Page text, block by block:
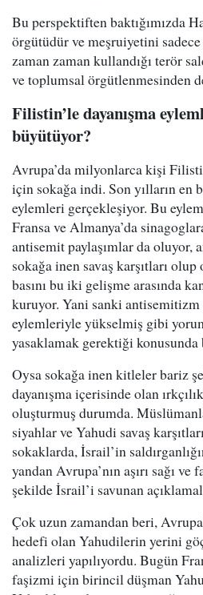
Bu perspektiften baktığımızda
örgütüdür ve meşruiyetini
zaman zaman kullandığı terör
ve toplumsal örgütlenmesinden
Filistin’le dayanışma
büyütüyor?
Avrupa’da milyonlarca kişi
için sokağa indi. Son yılların en
eylemleri gerçekleşiyor. Bu
Fransa ve Almanya’da
antisemit paylaşımlar da oluyor,
sokağa inen savaş karşıtları
basını bu iki gelişme arasında
kuruyor. Yani sanki
eylemleriyle yükselmiş gibi
yasaklamak gerektiği konusunda
Oysa sokağa inen kitleler bariz
dayanışma içerisinde olan
oluşturmuş durumda.
siyahlar ve Yahudi savaş
sokaklarda, İsrail’in
yandan Avrupa’nın aşırı sağı
şekilde İsrail’i savunan
Çok uzun zamandan beri,
hedefi olan Yahudilerin yerini
analizleri yapılıyordu. Bugün
faşizmi için birincil düşman